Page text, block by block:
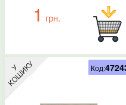
1 грн.
Код: